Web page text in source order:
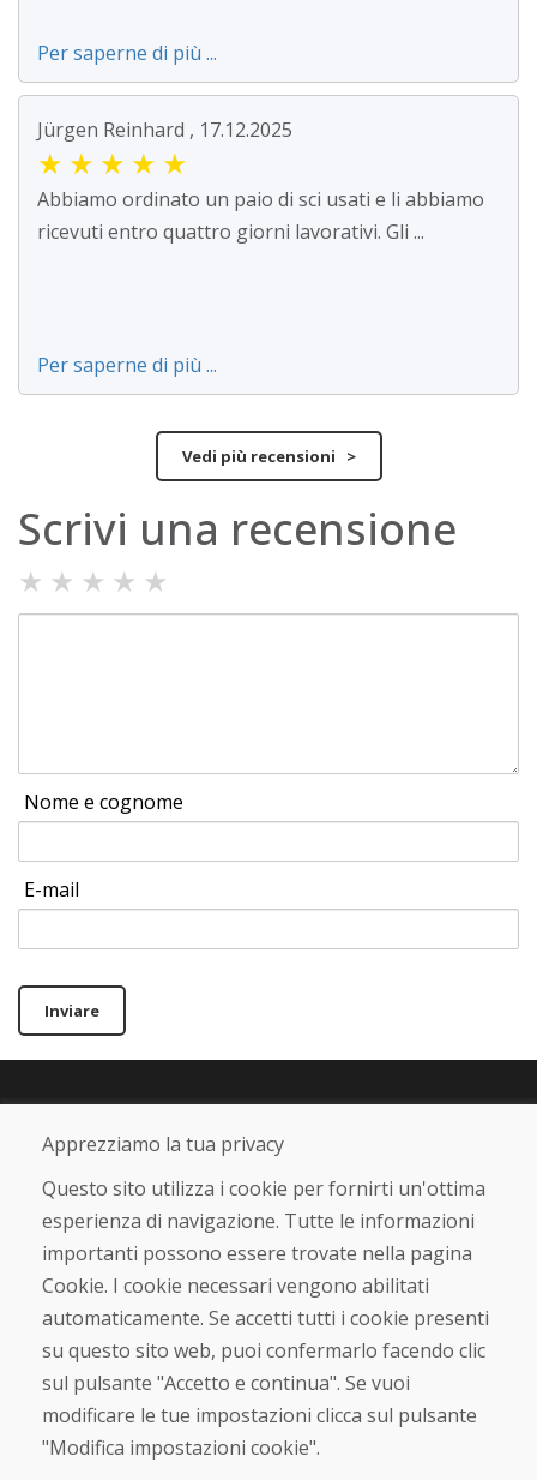
Per saperne di più ...
Jürgen Reinhard , 17.12.2025
★ ★ ★ ★ ★
Abbiamo ordinato un paio di sci usati e li abbiamo
ricevuti entro quattro giorni lavorativi. Gli ...
Per saperne di più ...
Vedi più recensioni >
Scrivi una recensione
★ ★ ★ ★ ★
Nome e cognome
E-mail
Inviare
Linea di assistenza
+421 919 282 306
Chi siamo
Chi siamo
Negozio
Contatto
Acquistare
Negozio online
Apprezziamo la tua privacy
Questo sito utilizza i cookie per fornirti un'ottima
esperienza di navigazione. Tutte le informazioni
importanti possono essere trovate nella pagina
Cookie. I cookie necessari vengono abilitati
automaticamente. Se accetti tutti i cookie presenti
su questo sito web, puoi confermarlo facendo clic
sul pulsante "Accetto e continua". Se vuoi
modificare le tue impostazioni clicca sul pulsante
"Modifica impostazioni cookie".